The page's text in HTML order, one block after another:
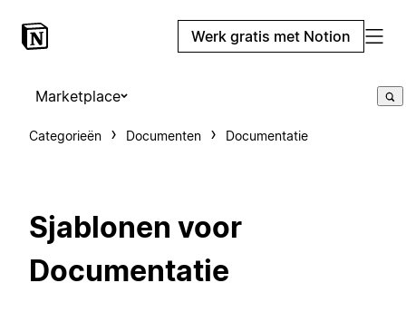
Werk gratis met Notion
Marketplace
Categorieën Documenten Documentatie
Sjablonen voor
Documentatie